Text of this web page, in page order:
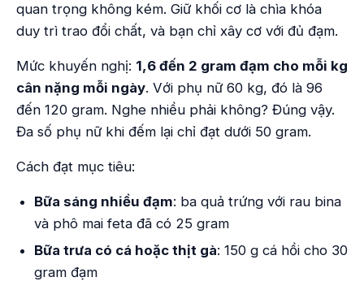
quan trọng không kém. Giữ khối cơ là chìa khóa
duy trì trao đổi chất, và bạn chỉ xây cơ với đủ đạm.
Mức khuyến nghị: 1,6 đến 2 gram đạm cho mỗi kg
cân nặng mỗi ngày. Với phụ nữ 60 kg, đó là 96
đến 120 gram. Nghe nhiều phải không? Đúng vậy.
Đa số phụ nữ khi đếm lại chỉ đạt dưới 50 gram.
Cách đạt mục tiêu:
Bữa sáng nhiều đạm: ba quả trứng với rau bina
và phô mai feta đã có 25 gram
Bữa trưa có cá hoặc thịt gà: 150 g cá hồi cho 30
gram đạm